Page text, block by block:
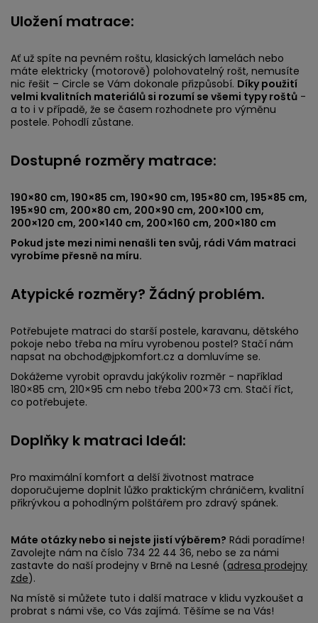
Uložení matrace:
Ať už spíte na pevném roštu, klasických lamelách nebo
máte elektricky (motorově) polohovatelný rošt, nemusíte
nic řešit – Circle se Vám dokonale přizpůsobí. Díky použití
velmi kvalitních materiálů si rozumí se všemi typy roštů -
a to i v případě, že se časem rozhodnete pro výměnu
postele. Pohodlí zůstane.
Dostupné rozměry matrace:
190×80 cm, 190×85 cm, 190×90 cm, 195×80 cm, 195×85 cm,
195×90 cm, 200×80 cm, 200×90 cm, 200×100 cm,
200×120 cm, 200×140 cm, 200×160 cm, 200×180 cm
Pokud jste mezi nimi nenašli ten svůj, rádi Vám matraci
vyrobíme přesně na míru.
Atypické rozměry? Žádný problém.
Potřebujete matraci do starší postele, karavanu, dětského
pokoje nebo třeba na míru vyrobenou postel? Stačí nám
napsat na obchod@jpkomfort.cz a domluvíme se.
Dokážeme vyrobit opravdu jakýkoliv rozměr - například
180×85 cm, 210×95 cm nebo třeba 200×73 cm. Stačí říct,
co potřebujete.
Doplňky k matraci Ideál:
Pro maximální komfort a delší životnost matrace
doporučujeme doplnit lůžko praktickým chráničem, kvalitní
přikrývkou a pohodlným polštářem pro zdravý spánek.
Máte otázky nebo si nejste jistí výběrem? Rádi poradíme!
Zavolejte nám na číslo 734 22 44 36, nebo se za námi
zastavte do naší prodejny v Brně na Lesné (adresa prodejny
zde).
Na místě si můžete tuto i další matrace v klidu vyzkoušet a
probrat s námi vše, co Vás zajímá. Těšíme se na Vás!